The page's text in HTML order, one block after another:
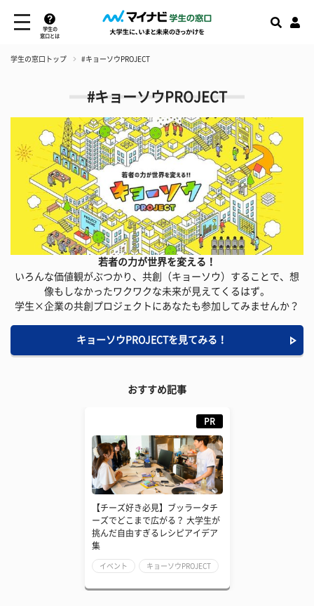
学生の
窓口とは
学生の窓口トップ #キョーソウPROJECT
#キョーソウPROJECT
若者の力が世界を変える！
いろんな価値観がぶつかり、共創（キョーソウ）することで、想
像もしなかったワクワクな未来が見えてくるはず。
学生×企業の共創プロジェクトにあなたも参加してみませんか？
キョーソウPROJECTを見てみる！
おすすめ記事
PR
【チーズ好き必見】ブッラータチ
ーズでどこまで広がる？ 大学生が
挑んだ自由すぎるレシピアイデア
集
イベント キョーソウPROJECT